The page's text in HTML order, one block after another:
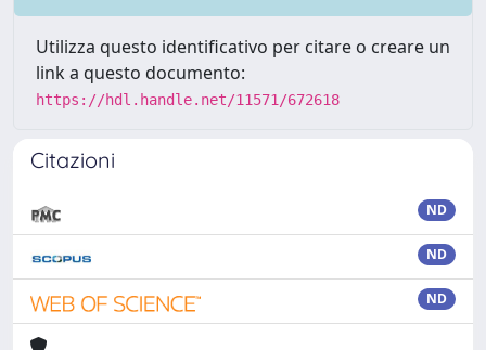
Utilizza questo identificativo per citare o creare un
link a questo documento:
https://hdl.handle.net/11571/672618
Citazioni
ND
ND
ND